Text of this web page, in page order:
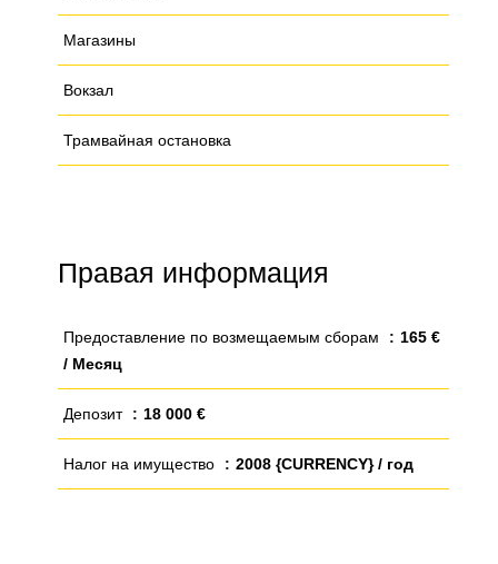
Магазины
Вокзал
Трамвайная остановка
Правая информация
Предоставление по возмещаемым сборам
165 €
/ Месяц
Депозит 18 000 €
Налог на имущество 2008 {CURRENCY} / год